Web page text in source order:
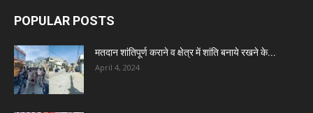
POPULAR POSTS
मतदान शांतिपूर्ण कराने व क्षेत्र में शांति बनाये रखने के...
April 4, 2024